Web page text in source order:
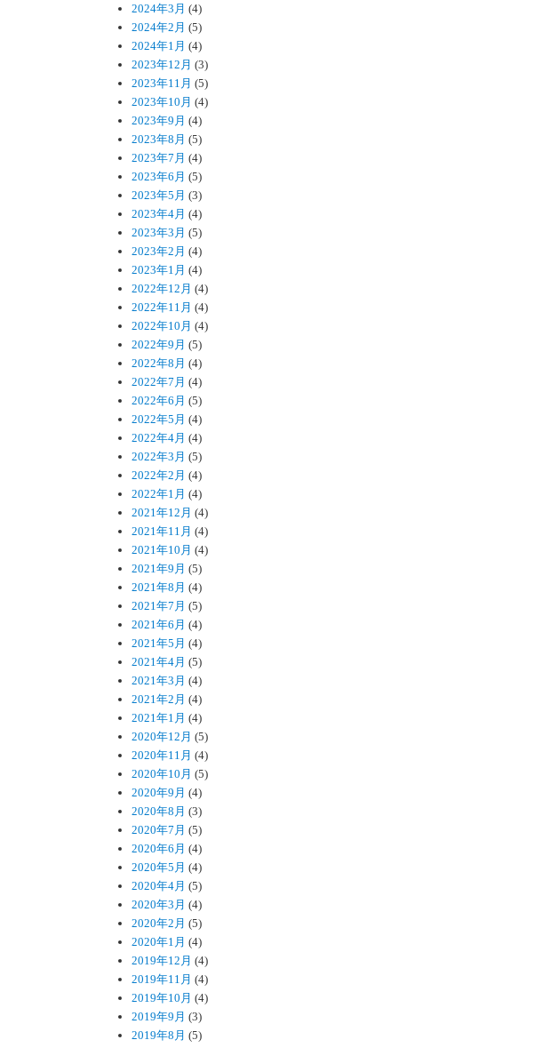
2024年3月 (4)
2024年2月 (5)
2024年1月 (4)
2023年12月 (3)
2023年11月 (5)
2023年10月 (4)
2023年9月 (4)
2023年8月 (5)
2023年7月 (4)
2023年6月 (5)
2023年5月 (3)
2023年4月 (4)
2023年3月 (5)
2023年2月 (4)
2023年1月 (4)
2022年12月 (4)
2022年11月 (4)
2022年10月 (4)
2022年9月 (5)
2022年8月 (4)
2022年7月 (4)
2022年6月 (5)
2022年5月 (4)
2022年4月 (4)
2022年3月 (5)
2022年2月 (4)
2022年1月 (4)
2021年12月 (4)
2021年11月 (4)
2021年10月 (4)
2021年9月 (5)
2021年8月 (4)
2021年7月 (5)
2021年6月 (4)
2021年5月 (4)
2021年4月 (5)
2021年3月 (4)
2021年2月 (4)
2021年1月 (4)
2020年12月 (5)
2020年11月 (4)
2020年10月 (5)
2020年9月 (4)
2020年8月 (3)
2020年7月 (5)
2020年6月 (4)
2020年5月 (4)
2020年4月 (5)
2020年3月 (4)
2020年2月 (5)
2020年1月 (4)
2019年12月 (4)
2019年11月 (4)
2019年10月 (4)
2019年9月 (3)
2019年8月 (5)